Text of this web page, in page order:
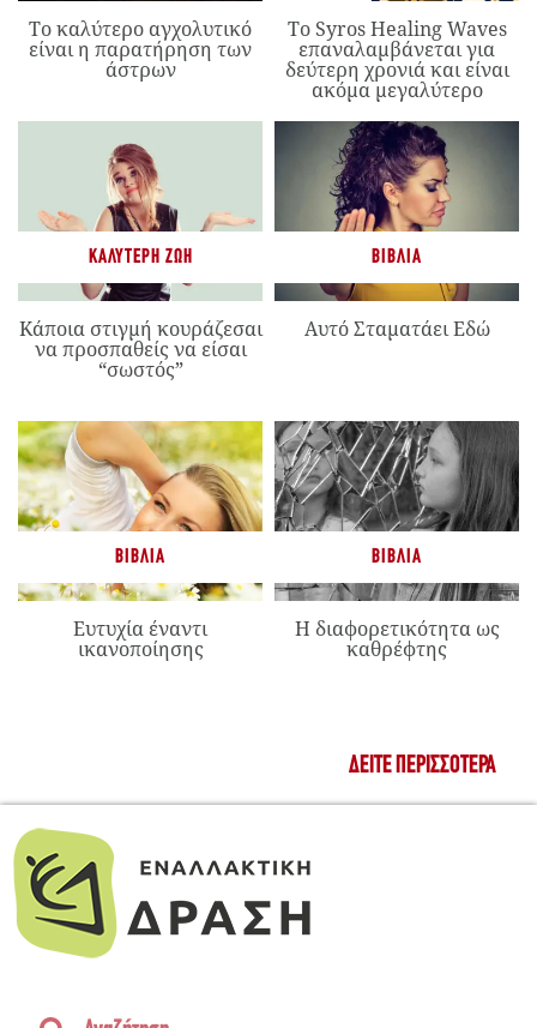
Το καλύτερο αγχολυτικό
είναι η παρατήρηση των
άστρων
Το Syros Healing Waves
επαναλαμβάνεται για
δεύτερη χρονιά και είναι
ακόμα μεγαλύτερο
ΚΑΛΎΤΕΡΗ ΖΩΉ
Κάποια στιγμή κουράζεσαι
να προσπαθείς να είσαι
“σωστός”
ΒΙΒΛΊΑ
Αυτό Σταματάει Εδώ
ΒΙΒΛΊΑ
Ευτυχία έναντι
ικανοποίησης
ΒΙΒΛΊΑ
Η διαφορετικότητα ως
καθρέφτης
ΔΕΊΤΕ ΠΕΡΙΣΣΌΤΕΡΑ